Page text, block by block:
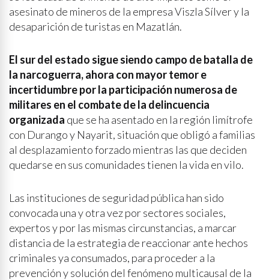
asesinato de mineros de la empresa Viszla Sílver y la
desaparición de turistas en Mazatlán.
El sur del estado sigue siendo campo de batalla de
la narcoguerra, ahora con mayor temor e
incertidumbre por la participación numerosa de
militares en el combate de la delincuencia
organizada que se ha asentado en la región limítrofe
con Durango y Nayarit, situación que obligó a familias
al desplazamiento forzado mientras las que deciden
quedarse en sus comunidades tienen la vida en vilo.
Las instituciones de seguridad pública han sido
convocada una y otra vez por sectores sociales,
expertos y por las mismas circunstancias, a marcar
distancia de la estrategia de reaccionar ante hechos
criminales ya consumados, para proceder a la
prevención y solución del fenómeno multicausal de la